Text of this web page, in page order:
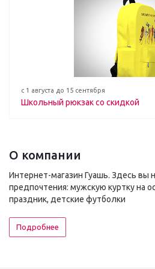
с 1 августа до 15 сентября
Школьный рюкзак со скидкой
О компании
Интернет-магазин Гуашь. Здесь вы
предпочтения: мужскую куртку на
праздник, детские футболки
Подробнее